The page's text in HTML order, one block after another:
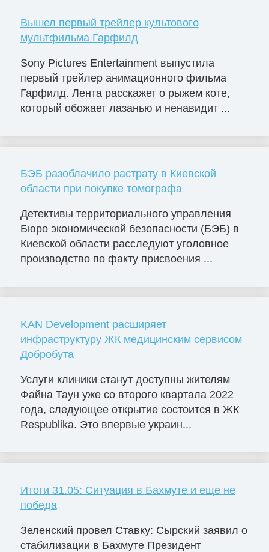
Вышел первый трейлер культового
мультфильма Гарфилд
Sony Pictures Entertainment выпустила
первый трейлер анимационного фильма
Гарфилд. Лента расскажет о рыжем коте,
который обожает лазанью и ненавидит ...
БЭБ разоблачило растрату в Киевской
области при покупке томографа
Детективы территориального управления
Бюро экономической безопасности (БЭБ) в
Киевской области расследуют уголовное
производство по факту присвоения ...
KAN Development расширяет
инфраструктуру ЖК медицинским сервисом
Добробута
Услуги клиники станут доступны жителям
Файна Таун уже со второго квартала 2022
года, следующее открытие состоится в ЖК
Respublika. Это впервые украин...
Итоги 31.05: Ситуация в Бахмуте и еще не
победа
Зеленский провел Ставку: Сырский заявил о
стабилизации в Бахмуте Президент